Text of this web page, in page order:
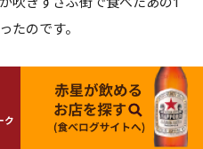
たのです。
ク